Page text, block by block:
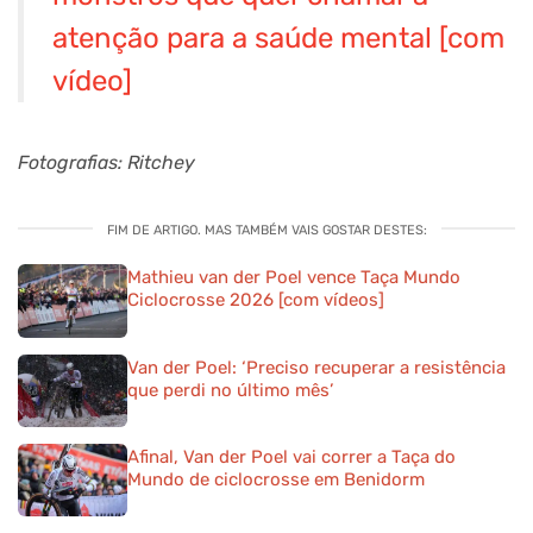
atenção para a saúde mental [com
vídeo]
Fotografias: Ritchey
FIM DE ARTIGO. MAS TAMBÉM VAIS GOSTAR DESTES:
Mathieu van der Poel vence Taça Mundo
Ciclocrosse 2026 [com vídeos]
Van der Poel: ‘Preciso recuperar a resistência
que perdi no último mês’
Afinal, Van der Poel vai correr a Taça do
Mundo de ciclocrosse em Benidorm